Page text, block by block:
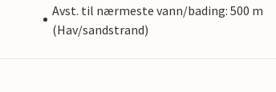
Avst. til nærmeste vann/bading: 500 m
(Hav/sandstrand)